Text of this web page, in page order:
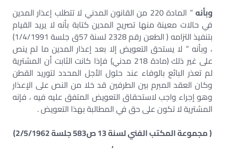
وبأنه
” المادة 220 من القانون المدني لا تتطلب إعذار المدين
في حالات معينة منها تصريح المدين كتابة بأنه لا يريد القيام
بتنفيذ التزامه ( الطعن رقم 2328 لسنة 57ق جلسة 1/4/1991)
، وبأنه ” لا يستحق التعويض إلا بعد إعذار المدين ما لم ينص
على غير ذلك (مادة 218 مدني) فإذا كانت الثابت أن المشترية
لم تعذر البائع بالوفاء عند حلول الأجل المحدد لتوريد القطن
وكان العقد المبرم بين الطرفين قد خلا من النص على الإعذار
وهو إجراء واجب لاستحقاق التعويض المتفق عليه فيه ، فإنه
المشترية لا تكون على حق في المطالبة بهذا التعويض .
( مجموعة المكتب الفني لسنة 13 ص583 جلسة 2/5/1962)
،